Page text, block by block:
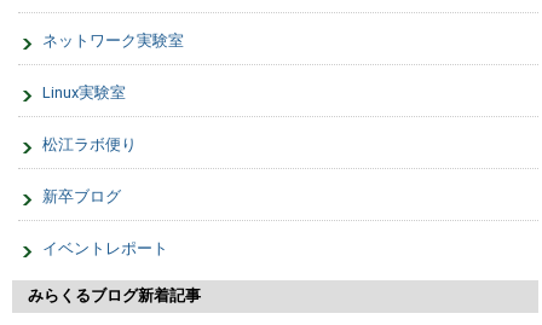
ネットワーク実験室
Linux実験室
松江ラボ便り
新卒ブログ
イベントレポート
みらくるブログ新着記事